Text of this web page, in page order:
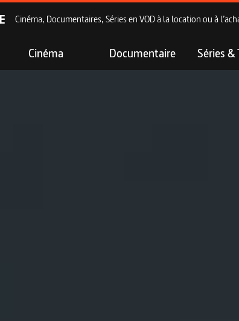
Cinéma, Documentaires, Séries en VOD à la location ou à
Cinéma Documentaire Séries